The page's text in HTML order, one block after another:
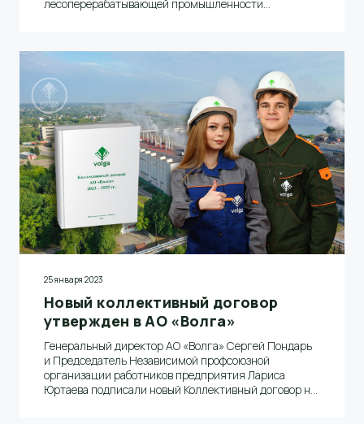
лесоперерабатывающей промышленности
25 января 2023
Новый коллективный договор
утвержден в АО «Волга»
Генеральный директор АО «Волга» Сергей Пондарь
и Председатель Независимой профсоюзной
организации работников предприятия Лариса
Юртаева подписали новый Коллективный договор на